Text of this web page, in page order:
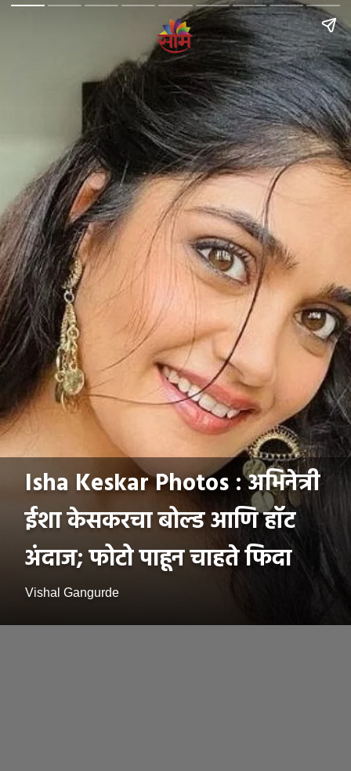
Isha Keskar Photos : अभिनेत्री
ईशा केसकरचा बोल्ड आणि हॉट
अंदाज; फोटो पाहून चाहते फिदा
Vishal Gangurde